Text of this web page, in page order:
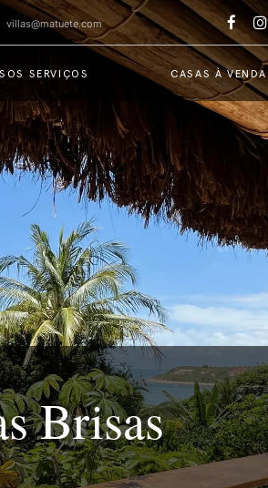
villas@matuete.com
SERVIÇOS CASAS À VENDA
Brisas